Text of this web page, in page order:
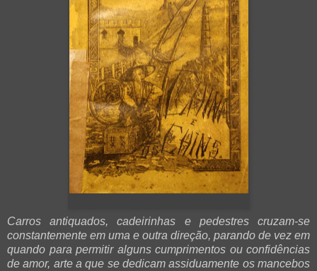
Carros antiquados, cadeirinhas e pedestres cruzam-se
constantemente em uma e outra direção, parando de vez em
quando para permitir alguns cumprimentos ou confidências
de amor, arte a que se dedicam assiduamente os mancebos